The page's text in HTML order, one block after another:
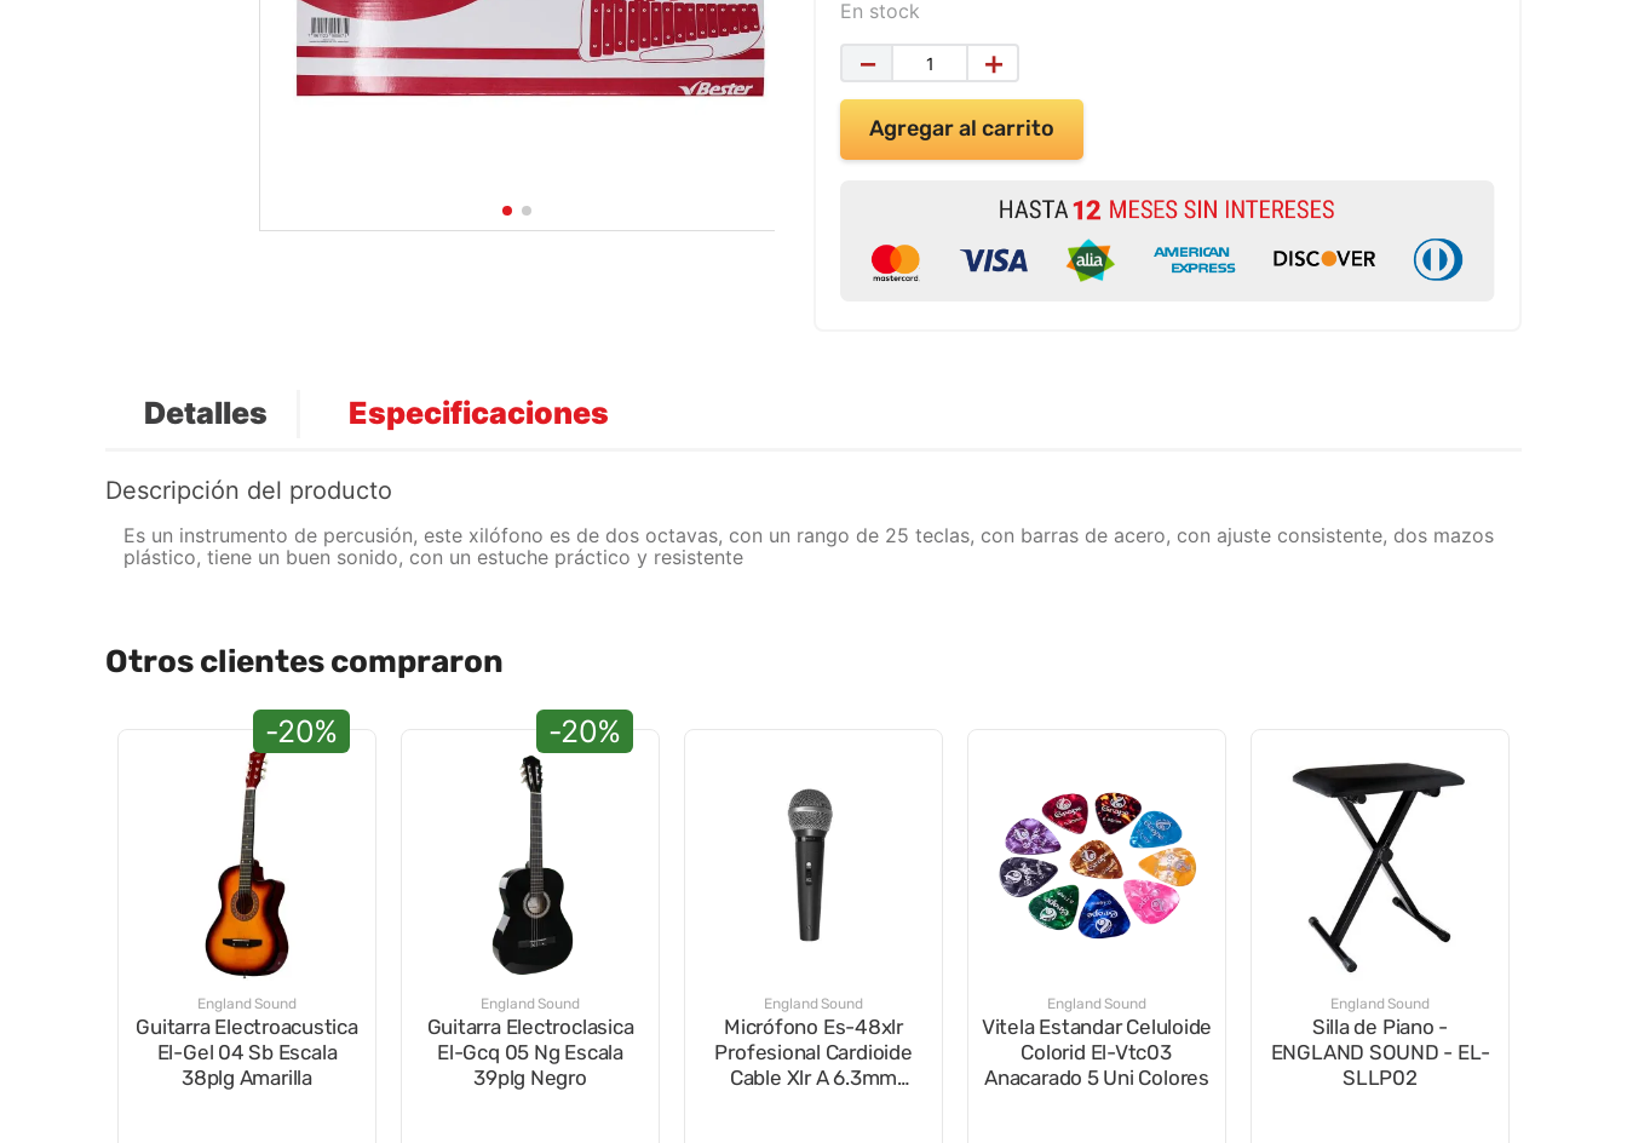
En stock
＋
－
Agregar al carrito
Detalles Especificaciones
Descripción del producto
Es un instrumento de percusión, este xilófono es de dos octavas, con un rango de 25 teclas, con barras de acero, con ajuste consistente, dos mazos
plástico, tiene un buen sonido, con un estuche práctico y resistente
Otros clientes compraron
-20%
England Sound
Guitarra Electroacustica
El-Gel 04 Sb Escala
38plg Amarilla
-20%
England Sound
Guitarra Electroclasica
El-Gcq 05 Ng Escala
39plg Negro
England Sound
Micrófono Es-48xlr
Profesional Cardioide
Cable Xlr A 6.3mm
England Sound
Vitela Estandar Celuloide
Colorid El-Vtc03
Anacarado 5 Uni Colores
England Sound
Silla de Piano -
ENGLAND SOUND - EL-
SLLP02